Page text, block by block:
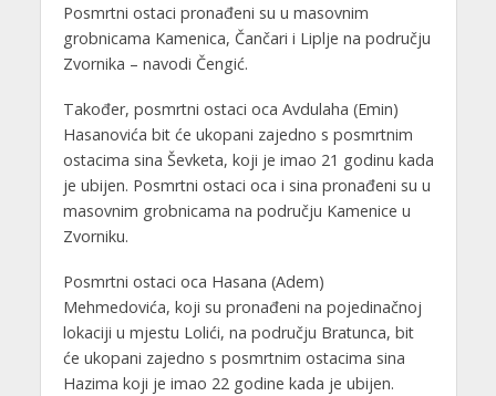
Posmrtni ostaci pronađeni su u masovnim
grobnicama Kamenica, Čančari i Liplje na području
Zvornika – navodi Čengić.
Također, posmrtni ostaci oca Avdulaha (Emin)
Hasanovića bit će ukopani zajedno s posmrtnim
ostacima sina Ševketa, koji je imao 21 godinu kada
je ubijen. Posmrtni ostaci oca i sina pronađeni su u
masovnim grobnicama na području Kamenice u
Zvorniku.
Posmrtni ostaci oca Hasana (Adem)
Mehmedovića, koji su pronađeni na pojedinačnoj
lokaciji u mjestu Lolići, na području Bratunca, bit
će ukopani zajedno s posmrtnim ostacima sina
Hazima koji je imao 22 godine kada je ubijen.